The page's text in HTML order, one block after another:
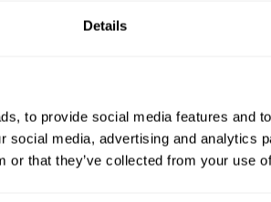
Details
to provide social media features and
social media, advertising and analytics
or that they’ve collected from your use